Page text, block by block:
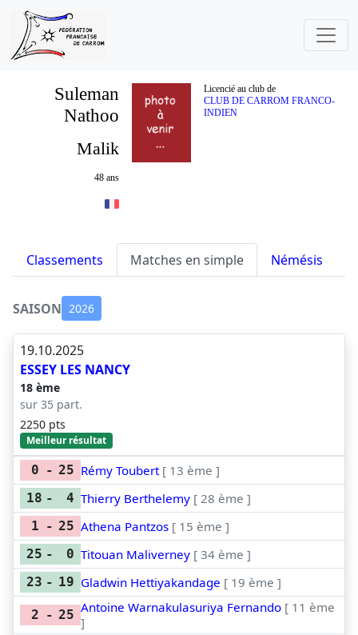
Suleman
Nathoo
Licencié au club de
CLUB DE CARROM FRANCO-
INDIEN
Malik
48 ans
Classements Matches en simple Némésis
SAISON 2026
19.10.2025
ESSEY LES NANCY
18 ème
sur 35 part.
2250 pts
Meilleur résultat
0 - 25 Rémy Toubert [ 13 ème ]
18 - 4 Thierry Berthelemy [ 28 ème ]
1 - 25 Athena Pantzos [ 15 ème ]
25 - 0 Titouan Maliverney [ 34 ème ]
23 - 19 Gladwin Hettiyakandage [ 19 ème ]
2 - 25 Antoine Warnakulasuriya Fernando [ 11 ème
]